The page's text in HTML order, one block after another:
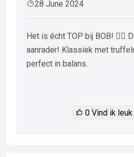
28 June 2024
Het is écht TOP bij BOB! 👌🏻
aanrader! Klassiek met
perfect in balans.
0 Vind ik leuk